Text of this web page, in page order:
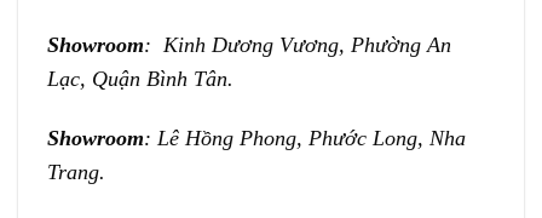
Showroom: Kinh Dương Vương, Phường An
Lạc, Quận Bình Tân.
Showroom: Lê Hồng Phong, Phước Long, Nha
Trang.